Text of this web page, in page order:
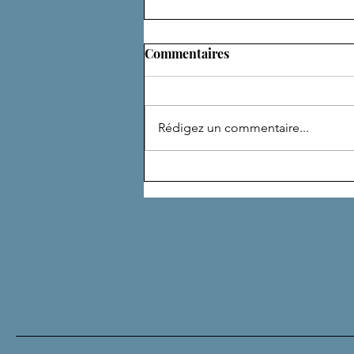
ADEPTE
Commentaires
Rédigez un commentaire...